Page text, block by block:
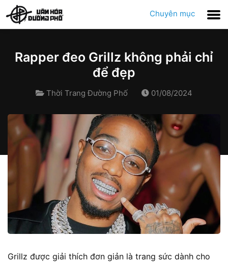
Chuyên mục
Rapper đeo Grillz không phải chỉ
để đẹp
Thời Trang Đường Phố 01/08/2024
Grillz được giải thích đơn giản là trang sức dành cho